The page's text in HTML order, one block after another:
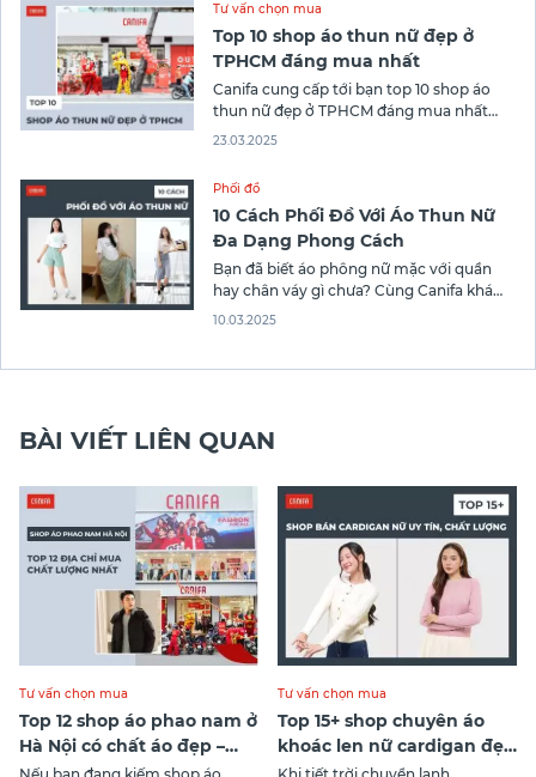
mẫu áo phông đẹp ưng ý nhất!
Tư vấn chọn mua
Top 10 shop áo thun nữ đẹp ở
TPHCM đáng mua nhất
Canifa cung cấp tới bạn top 10 shop áo
thun nữ đẹp ở TPHCM đáng mua nhất
giúp bạn chọn mua địa chỉ uy tín, giá
23.03.2025
Phối đồ
10 Cách Phối Đồ Với Áo Thun Nữ
Đa Dạng Phong Cách
Bạn đã biết áo phông nữ mặc với quần
hay chân váy gì chưa? Cùng Canifa khám
phá 10 cách phối đồ với áo thun nữ đa
10.03.2025
BÀI VIẾT LIÊN QUAN
Tư vấn chọn mua
Top 12 shop áo phao nam ở
Hà Nội có chất áo đẹp –
dày – ấm
Tư vấn chọn mua
Top 15+ shop chuyên áo
khoác len nữ cardigan đẹp
cao cấp nhất